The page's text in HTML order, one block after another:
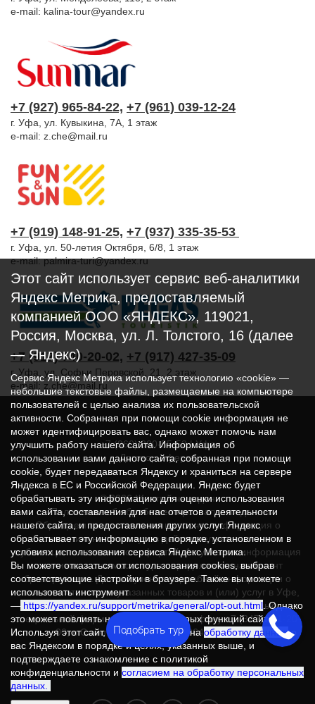
e-mail: kalina-tour@yandex.ru
+7 (927) 965-84-22, +7 (961) 039-12-24
г. Уфа, ул. Кувыкина, 7А, 1 этаж
e-mail: z.che@mail.ru
+7 (919) 148-91-25, +7 (937) 335-35-53
г. Уфа, ул. 50-летия Октября, 6/8, 1 этаж
e-mail:palmira-turi@yandex.ru
+7 (917) 740-20-02, +7 (917) 427-35-09
г. Уфа, ул. Софьи Перовской, 21, 2 этаж
e-mail:z.che@mail.ru
+7 (960) 800-55-53| Уфа
Договор-оферта
© 2026 Желтый чемодан
Положение об обработке персональных данных
Обращаем ваше внимание на то, что информация о
стоимости и наличии туров действительна на момент
публикации и не является офертой. Актуальная информация
о наличии и стоимости тура определяется на момент
бронирования. Для получения подробной информации о
наличии и стоимости указанных товаров и (или) услуг в Уфе,
пожалуйста, обращайтесь к менеджеру с помощью
специальной формы связи или по телефону +7 (347) 251-20-
00; в Санкт-Петербурге: +7 (964) 345-90-02.
Этот сайт использует сервис веб-аналитики
Яндекс Метрика, предоставляемый
компанией ООО «ЯНДЕКС», 119021,
Россия, Москва, ул. Л. Толстого, 16 (далее
— Яндекс)
Сервис Яндекс Метрика использует технологию «cookie» —
небольшие текстовые файлы, размещаемые на компьютере
пользователей с целью анализа их пользовательской
активности. Собранная при помощи cookie информация не
может идентифицировать вас, однако может помочь нам
улучшить работу нашего сайта. Информация об
использовании вами данного сайта, собранная при помощи
cookie, будет передаваться Яндексу и храниться на сервере
Яндекса в ЕС и Российской Федерации. Яндекс будет
обрабатывать эту информацию для оценки использования
вами сайта, составления для нас отчетов о деятельности
нашего сайта, и предоставления других услуг. Яндекс
обрабатывает эту информацию в порядке, установленном в
условиях использования сервиса Яндекс Метрика.
Вы можете отказаться от использования cookies, выбрав
соответствующие настройки в браузере. Также вы можете
использовать инструмент
— https://yandex.ru/support/metrika/general/opt-out.html. Однако
это может повлиять на работу некоторых функций сайта.
Используя этот сайт, вы соглашаетесь наобработку данныхо
вас Яндексом в порядке и целях, указанных выше, и
подтверждаете ознакомление с политикой
конфиденциальности и согласием на обработку персональных
данных.
Подобрать тур